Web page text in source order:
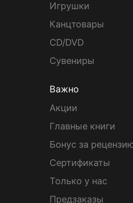
Игрушки
Канцтовары
CD/DVD
Сувениры
Важно
Акции
Главные книги
Бонус за
Сертификаты
Только у нас
Предзаказы